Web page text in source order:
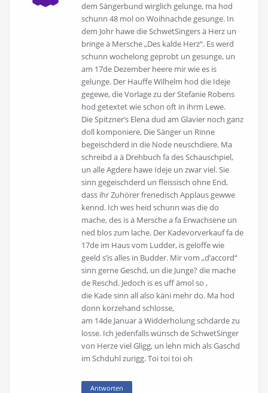
dem Sängerbund wirglich gelunge, ma hod
schunn 48 mol on Woihnachde gesunge. In
dem Johr hawe die SchwetSingers ä Herz un
bringe ä Mersche „Des kalde Herz“. Es werd
schunn wochelong geprobt un gesunge, un
am 17de Dezember heere mir wie es is
gelunge. Der Hauffe Wilhelm hod die Ideje
gegewe, die Vorlage zu der Stefanie Robens
hod getextet wie schon oft in ihrm Lewe.
Die Spitzner’s Elena dud am Glavier noch ganz
doll komponiere, Die Sänger un Rinne
begeischderd in die Node neuschdiere. Ma
schreibd a ä Drehbuch fa des Schauschpiel,
un alle Agdere hawe Ideje un zwar viel. Sie
sinn gegeischderd un fleissisch ohne End,
dass ihr Zuhörer frenedisch Applaus gewwe
kennd. Ich wes heid schunn was die do
mache, des is ä Mersche a fa Erwachsene un
ned blos zum lache. Der Kadevorverkauf fa de
17de im Haus vom Ludder, is geloffe wie
geeld s’is alles in Budder. Mir vom „d’accord“
sinn gerne Geschd, un die Junge? die mache
de Reschd. Jedoch is es uff ämol so ,
die Kade sinn all also käni mehr do. Ma hod
donn korzehand schlosse,
am 14de Januar ä Widderholung schdarde zu
losse. Ich jedenfalls wünsch de SchwetSinger
von Herze viel Gligg, un lehn mich als Gaschd
im Schduhl zurigg. Toi toi toi oh
Antworten